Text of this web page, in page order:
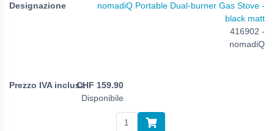
nomadiQ Portable Dual-burner Gas Stove -
black matt
416902 -
nomadiQ
CHF 159.90
Disponibile